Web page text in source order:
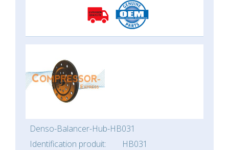
Denso-Balancer-Hub-HB031
Identification produit:
HB031